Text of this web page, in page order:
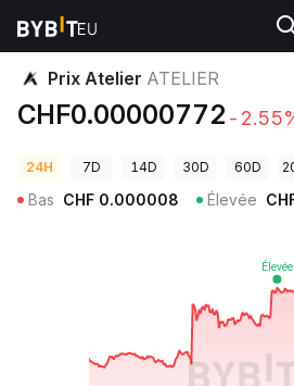
Prix des cryptos
Prix Atelier ATELIER
CHF0.00000772 -
24H 7D 14D 30D 60D
Bas CHF 0.000008 Élevée